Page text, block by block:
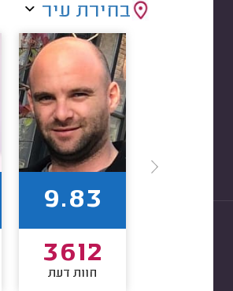
בחירת עיר
9.83
3612
חוות דעת